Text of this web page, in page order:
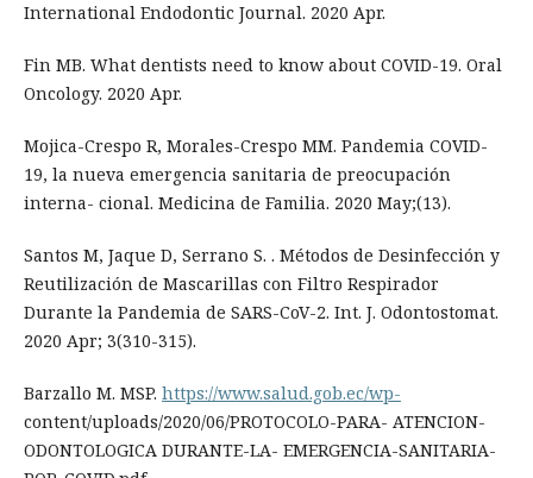
International Endodontic Journal. 2020 Apr.
Fin MB. What dentists need to know about COVID-19. Oral
Oncology. 2020 Apr.
Mojica-Crespo R, Morales-Crespo MM. Pandemia COVID-
19, la nueva emergencia sanitaria de preocupación
interna- cional. Medicina de Familia. 2020 May;(13).
Santos M, Jaque D, Serrano S. . Métodos de Desinfección y
Reutilización de Mascarillas con Filtro Respirador
Durante la Pandemia de SARS-CoV-2. Int. J. Odontostomat.
2020 Apr; 3(310-315).
Barzallo M. MSP. https://www.salud.gob.ec/wp-
content/uploads/2020/06/PROTOCOLO-PARA- ATENCION-
ODONTOLOGICA DURANTE-LA- EMERGENCIA-SANITARIA-